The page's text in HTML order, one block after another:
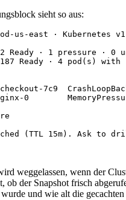
sieht so aus:
us-east · Kubernetes
Ready · 1 pressure ·
Ready · 4 pod(s)
checkout-7c9
0
(TTL 15m). Ask
weggelassen, wenn der
ob der Snapshot frisch
und wie alt die